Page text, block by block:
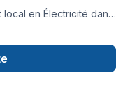
en Électricité dans
centrée sur le
à vos besoins
votre soumission